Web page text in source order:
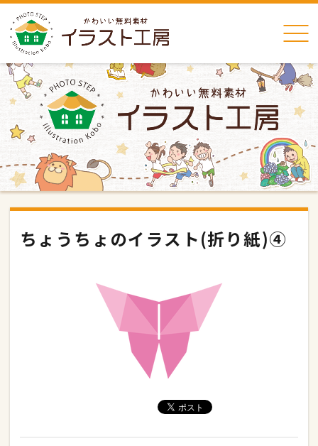
ちょうちょのイラスト(折り紙)④